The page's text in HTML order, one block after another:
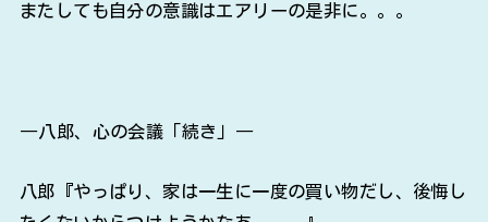
またしても自分の意識はエアリーの是非に。。。
―八郎、心の会議「続き」―
八郎『やっぱり、家は一生に一度の買い物だし、後悔し